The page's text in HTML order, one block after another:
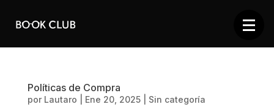
Políticas de Compra
por Lautaro Ene 20, 2025| Sin categoría